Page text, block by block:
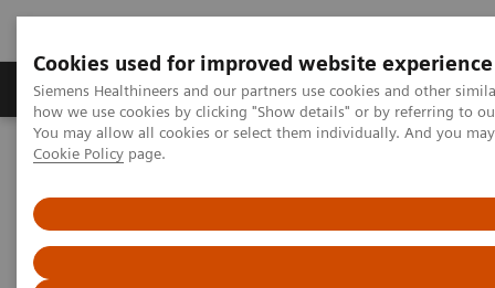
Cookies used for improved website experience
Siemens Healthineers and our partners use cookies and other
how we use cookies by clicking "Show details" or by referring to
You may allow all cookies or select them individually. And you
Cookie Policy page.
Productos y servicios Especialidades clínicas
Home
Laboratory Diagnostics
Analizador Atellica CI